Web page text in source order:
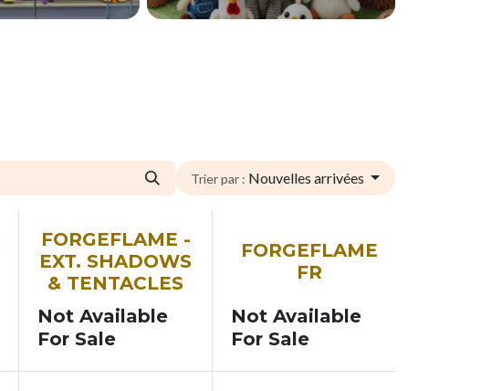
Trier par : Nouvelles arrivées
SOON
FORGEFLAME -
EXT. SHADOWS
& TENTACLES
Not Available
For Sale
SOON
FORGEFLAME
FR
Not Available
For Sale